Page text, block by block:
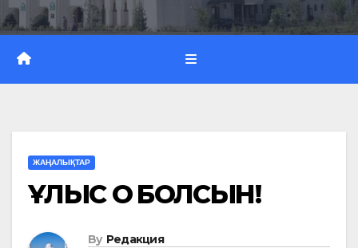
ЖАҢАЛЫҚТАР
ҰЛЫС ОҢ БОЛСЫН!
By Редакция